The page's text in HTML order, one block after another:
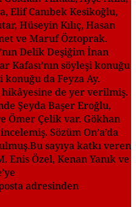
Elif Canıbek Kesikoğlu,
Hüseyin Kılıç, Hasan
ve Maruf Öztoprak.
Delik Deşiğim İnan
Kafası’nın söyleşi konuğu
da Feyza Ay.
hikâyesine de yer verilmiş.
Şeyda Başer Eroğlu,
Ömer Çelik var. Gökhan
Sözüm On’a’da
sayıya katkı veren
Özel, Kenan Yanık ve
adresinden